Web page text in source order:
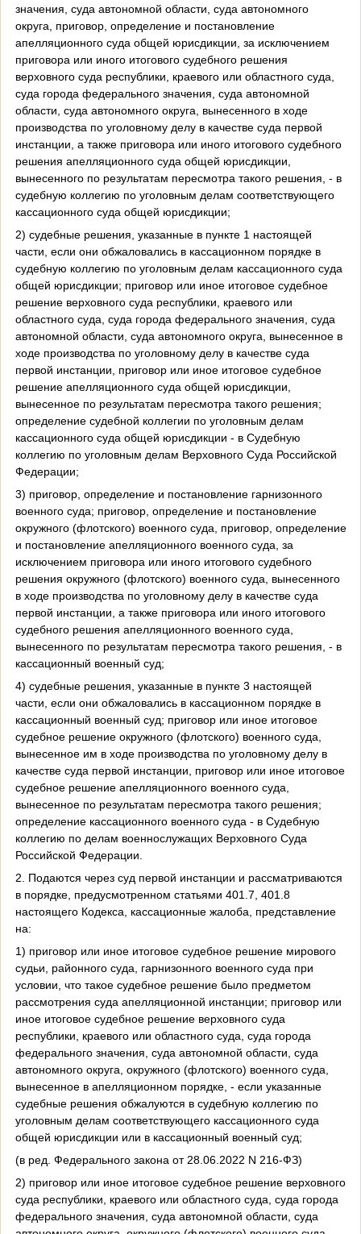
значения, суда автономной области, суда автономного
округа, приговор, определение и постановление
апелляционного суда общей юрисдикции, за исключением
приговора или иного итогового судебного решения
верховного суда республики, краевого или областного суда,
суда города федерального значения, суда автономной
области, суда автономного округа, вынесенного в ходе
производства по уголовному делу в качестве суда первой
инстанции, а также приговора или иного итогового судебного
решения апелляционного суда общей юрисдикции,
вынесенного по результатам пересмотра такого решения, - в
судебную коллегию по уголовным делам соответствующего
кассационного суда общей юрисдикции;
2) судебные решения, указанные в пункте 1 настоящей
части, если они обжаловались в кассационном порядке в
судебную коллегию по уголовным делам кассационного суда
общей юрисдикции; приговор или иное итоговое судебное
решение верховного суда республики, краевого или
областного суда, суда города федерального значения, суда
автономной области, суда автономного округа, вынесенное в
ходе производства по уголовному делу в качестве суда
первой инстанции, приговор или иное итоговое судебное
решение апелляционного суда общей юрисдикции,
вынесенное по результатам пересмотра такого решения;
определение судебной коллегии по уголовным делам
кассационного суда общей юрисдикции - в Судебную
коллегию по уголовным делам Верховного Суда Российской
Федерации;
3) приговор, определение и постановление гарнизонного
военного суда; приговор, определение и постановление
окружного (флотского) военного суда, приговор, определение
и постановление апелляционного военного суда, за
исключением приговора или иного итогового судебного
решения окружного (флотского) военного суда, вынесенного
в ходе производства по уголовному делу в качестве суда
первой инстанции, а также приговора или иного итогового
судебного решения апелляционного военного суда,
вынесенного по результатам пересмотра такого решения, - в
кассационный военный суд;
4) судебные решения, указанные в пункте 3 настоящей
части, если они обжаловались в кассационном порядке в
кассационный военный суд; приговор или иное итоговое
судебное решение окружного (флотского) военного суда,
вынесенное им в ходе производства по уголовному делу в
качестве суда первой инстанции, приговор или иное итоговое
судебное решение апелляционного военного суда,
вынесенное по результатам пересмотра такого решения;
определение кассационного военного суда - в Судебную
коллегию по делам военнослужащих Верховного Суда
Российской Федерации.
2. Подаются через суд первой инстанции и рассматриваются
в порядке, предусмотренном статьями 401.7, 401.8
настоящего Кодекса, кассационные жалоба, представление
на:
1) приговор или иное итоговое судебное решение мирового
судьи, районного суда, гарнизонного военного суда при
условии, что такое судебное решение было предметом
рассмотрения суда апелляционной инстанции; приговор или
иное итоговое судебное решение верховного суда
республики, краевого или областного суда, суда города
федерального значения, суда автономной области, суда
автономного округа, окружного (флотского) военного суда,
вынесенное в апелляционном порядке, - если указанные
судебные решения обжалуются в судебную коллегию по
уголовным делам соответствующего кассационного суда
общей юрисдикции или в кассационный военный суд;
(в ред. Федерального закона от 28.06.2022 N 216-ФЗ)
2) приговор или иное итоговое судебное решение верховного
суда республики, краевого или областного суда, суда города
федерального значения, суда автономной области, суда